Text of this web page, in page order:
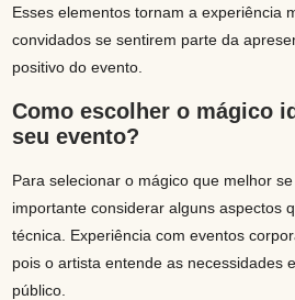
Esses elementos tornam a experiência
convidados se sentirem parte da
positivo do evento.
Como escolher o mágico
seu evento?
Para selecionar o mágico que melhor
importante considerar alguns aspectos
técnica. Experiência com eventos
pois o artista entende as necessidades
público.